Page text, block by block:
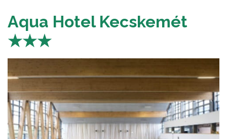
Aqua Hotel Kecskemét
★★★